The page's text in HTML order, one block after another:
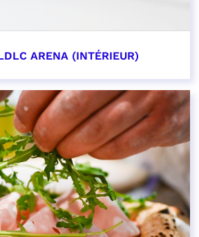
ARENA (INTÉRIEUR)